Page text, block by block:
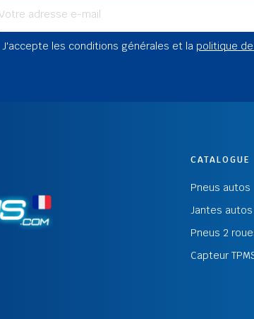
J'accepte les conditions générales et la politique
CATALOGUE
Pneus autos
Jantes autos
Pneus 2
Capteur